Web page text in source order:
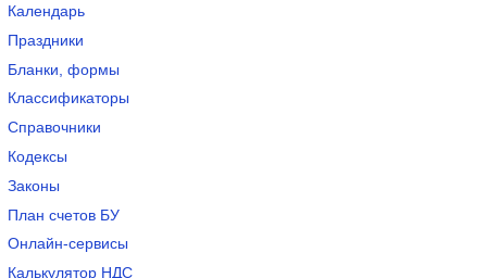
Календарь
Праздники
Бланки, формы
Классификаторы
Справочники
Кодексы
Законы
План счетов БУ
Онлайн-сервисы
Калькулятор НДС